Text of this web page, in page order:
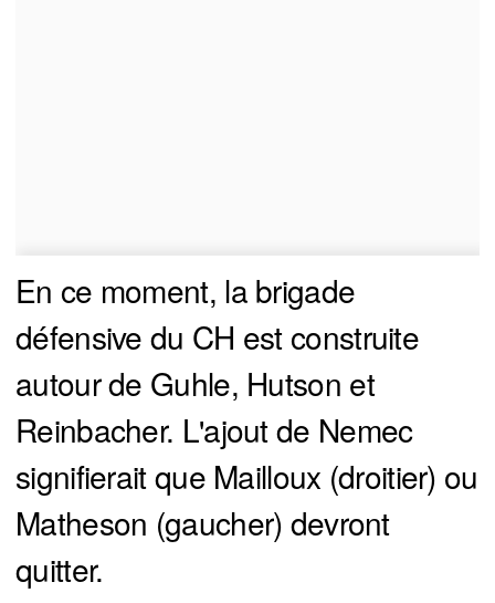
En ce moment, la brigade
défensive du CH est construite
autour de Guhle, Hutson et
Reinbacher. L'ajout de Nemec
signifierait que Mailloux (droitier) ou
Matheson (gaucher) devront
quitter.